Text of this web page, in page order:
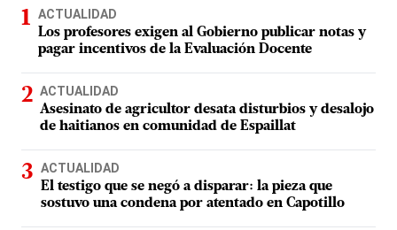
ACTUALIDAD
Los profesores exigen al Gobierno publicar notas y
pagar incentivos de la Evaluación Docente
ACTUALIDAD
Asesinato de agricultor desata disturbios y desalojo
de haitianos en comunidad de Espaillat
ACTUALIDAD
El testigo que se negó a disparar: la pieza que
sostuvo una condena por atentado en Capotillo